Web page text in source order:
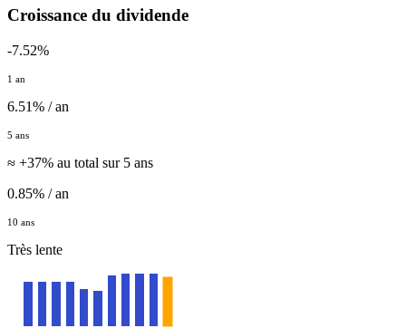
Croissance du dividende
-7.52%
1 an
6.51% / an
5 ans
≈ +37% au total sur 5 ans
0.85% / an
10 ans
Très lente